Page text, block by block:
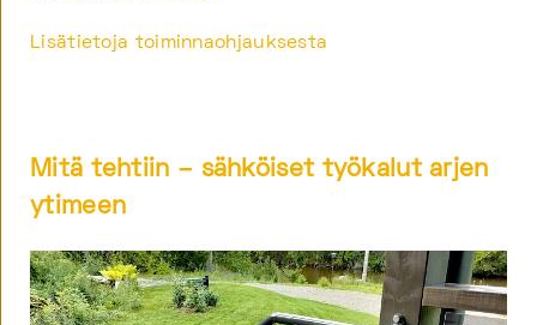
Lisätietoja toiminnaohjauksesta
Mitä tehtiin – sähköiset työkalut arjen
ytimeen